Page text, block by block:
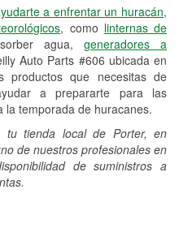
a enfrentar un huracán,
, como linternas de
agua, generadores a
Auto Parts #606 ubicada en
productos que necesitas de
a prepararte para las
la temporada de huracanes.
tu tienda local de Porter, en
de nuestros profesionales en
de suministros a